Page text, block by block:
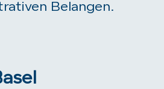
Belangen.